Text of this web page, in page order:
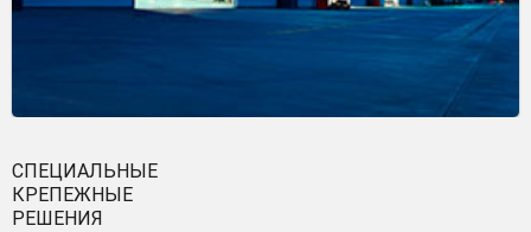
СПЕЦИАЛЬНЫЕ
КРЕПЕЖНЫЕ
РЕШЕНИЯ